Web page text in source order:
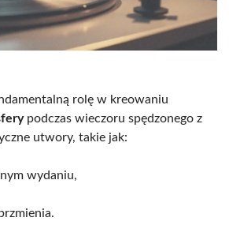
rolę w kreowaniu
podczas wieczoru spędzonego z
utwory, takie jak:
wydaniu,